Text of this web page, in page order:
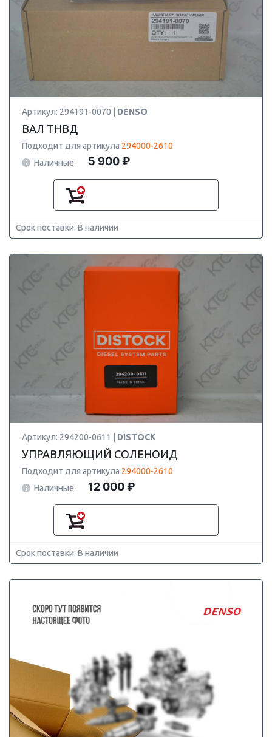
Артикул: 294191-0070 | DENSO
ВАЛ ТНВД
Подходит для артикула 294000-2610
Наличные:
5 900 ₽
Срок поставки: В наличии
Артикул: 294200-0611 | DISTOCK
УПРАВЛЯЮЩИЙ СОЛЕНОИД
Подходит для артикула 294000-2610
Наличные:
12 000 ₽
Срок поставки: В наличии